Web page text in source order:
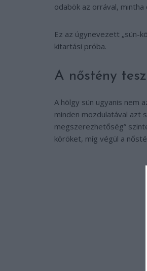
odabök az orrával, mintha
Ez az úgynevezett „sün-
kitartási próba.
A nőstény
A hölgy sün ugyanis nem
minden mozdulatával azt
megszerezhetőség”
köröket, míg végül a